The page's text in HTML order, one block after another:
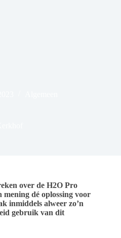
over de H2O Pro
dé oplossing voor
inmiddels alweer zo’n
gebruik van dit